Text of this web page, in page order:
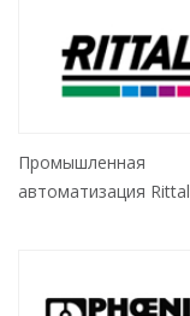
Промышленная
автоматизация Rittal